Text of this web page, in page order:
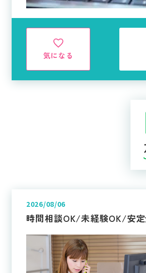
気になる
2026/08/06
時間相談OK/未経験OK/安